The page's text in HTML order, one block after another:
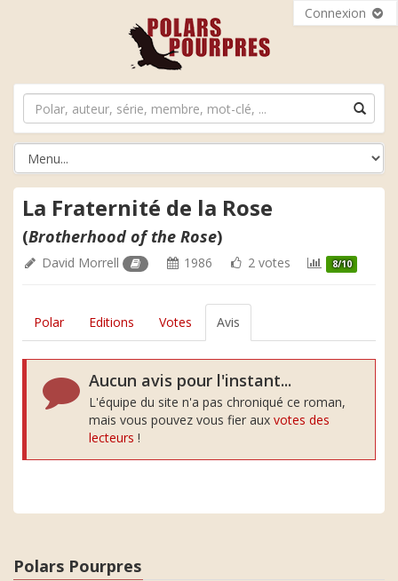
Connexion
La Fraternité de la Rose
(Brotherhood of the Rose)
David Morrell 1986 2 votes 8/10
Polar Editions Votes Avis
Aucun avis pour l'instant...
L'équipe du site n'a pas chroniqué ce roman,
mais vous pouvez vous fier aux votes des
lecteurs !
Polars Pourpres